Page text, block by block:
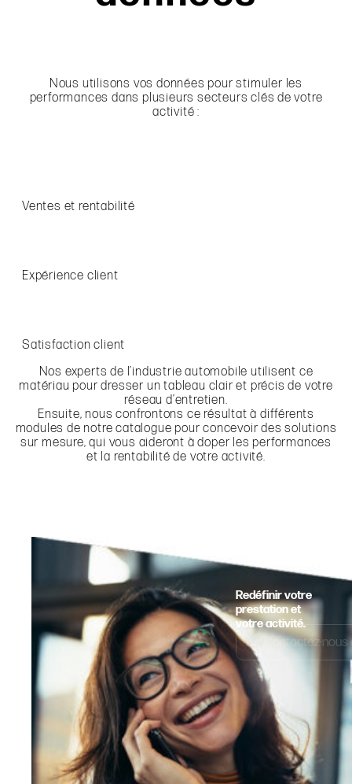
Nous utilisons vos données pour stimuler les
performances dans plusieurs secteurs clés de votre
activité :
Ventes et rentabilité
Expérience client
Satisfaction client
Nos experts de l’industrie automobile utilisent ce
matériau pour dresser un tableau clair et précis de votre
réseau d’entretien.
Ensuite, nous confrontons ce résultat à différents
modules de notre catalogue pour concevoir des solutions
sur mesure, qui vous aideront à doper les performances
et la rentabilité de votre activité.
Redéfinir votre
prestation et
votre activité.
Contactez-